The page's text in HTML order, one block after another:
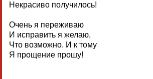
Некрасиво получилось!
Очень я переживаю
И исправить я желаю,
Что возможно. И к тому
Я прощение прошу!